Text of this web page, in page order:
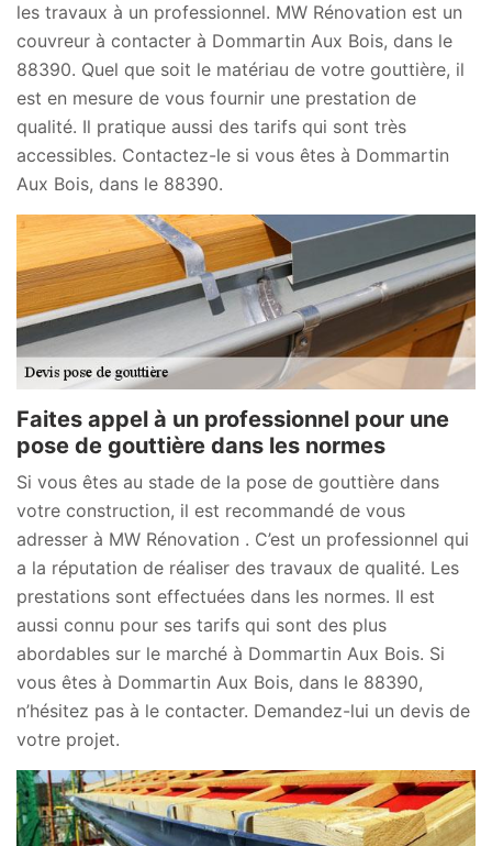
les travaux à un professionnel. MW Rénovation est un
couvreur à contacter à Dommartin Aux Bois, dans le
88390. Quel que soit le matériau de votre gouttière, il
est en mesure de vous fournir une prestation de
qualité. Il pratique aussi des tarifs qui sont très
accessibles. Contactez-le si vous êtes à Dommartin
Aux Bois, dans le 88390.
Faites appel à un professionnel pour une
pose de gouttière dans les normes
Si vous êtes au stade de la pose de gouttière dans
votre construction, il est recommandé de vous
adresser à MW Rénovation . C’est un professionnel qui
a la réputation de réaliser des travaux de qualité. Les
prestations sont effectuées dans les normes. Il est
aussi connu pour ses tarifs qui sont des plus
abordables sur le marché à Dommartin Aux Bois. Si
vous êtes à Dommartin Aux Bois, dans le 88390,
n’hésitez pas à le contacter. Demandez-lui un devis de
votre projet.